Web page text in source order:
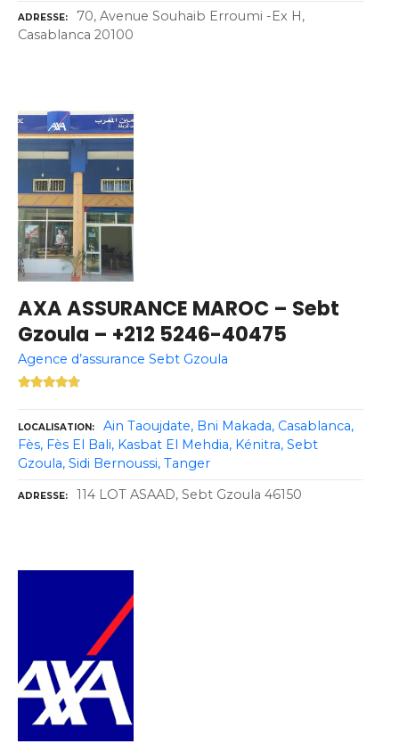
ADRESSE
70, Avenue Souhaib Erroumi -Ex H,
Casablanca 20100
AXA ASSURANCE MAROC – Sebt
Gzoula – +212 5246-40475
Agence d’assurance Sebt Gzoula
LOCALISATION Ain Taoujdate Bni Makada Casablanca
Fès Fès El Bali Kasbat El Mehdia Kénitra Sebt
Gzoula Sidi Bernoussi Tanger
ADRESSE 114 LOT ASAAD, Sebt Gzoula 46150